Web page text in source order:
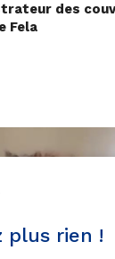
des
Fela
plus rien !